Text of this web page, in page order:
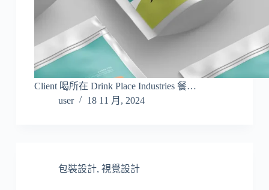
Client 喝所在 Drink Place Industries 餐…
user
18 11 月, 2024
包裝設計, 視覺設計